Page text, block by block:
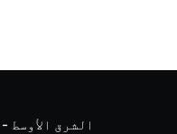
ثالثی اور اس
الشرق الأوسط